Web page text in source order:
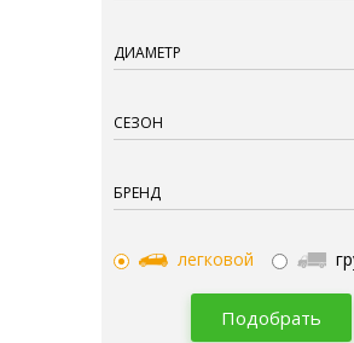
ДИАМЕТР
СЕЗОН
БРЕНД
легковой
Подобрать